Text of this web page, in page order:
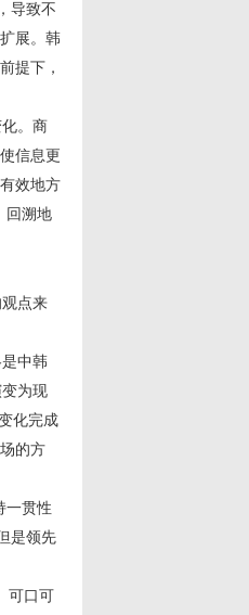
导致不
展。韩
提下，
。商
信息更
效地方
回溯地
点来
中韩
为现
化完成
的方
一贯性
是领先
可口可